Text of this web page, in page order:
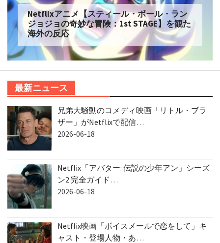
Netflixアニメ【スティール・ボール・ラン
ジョジョの奇妙な冒険：1st STAGE】を観た
海外の反応
最新ニュース
兄弟大騒動のコメディ映画「リトル・ブラ
ザー」がNetflixで配信…
2026-06-18
Netflix「アバター: 伝説の少年アン」シーズ
ン2 完全ガイド…
2026-06-18
Netflix映画「ボイスメールで恋をして」キ
ャスト・登場人物・あ…